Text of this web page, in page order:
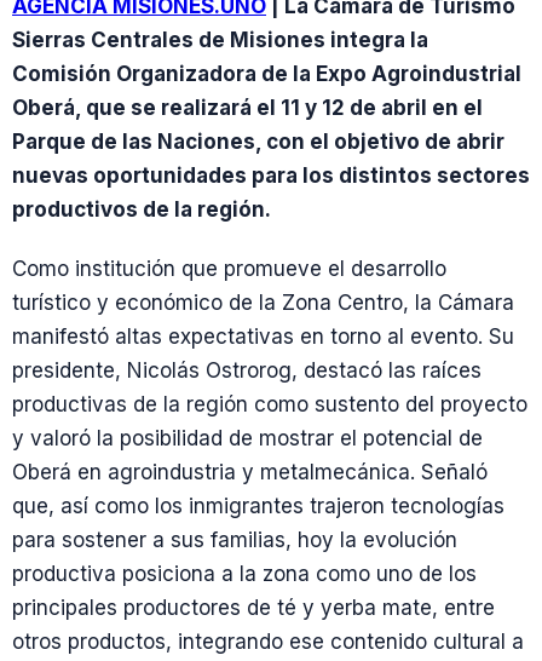
AGENCIA MISIONES.UNO | La Cámara de Turismo
Sierras Centrales de Misiones integra la
Comisión Organizadora de la Expo Agroindustrial
Oberá, que se realizará el 11 y 12 de abril en el
Parque de las Naciones, con el objetivo de abrir
nuevas oportunidades para los distintos sectores
productivos de la región.
Como institución que promueve el desarrollo
turístico y económico de la Zona Centro, la Cámara
manifestó altas expectativas en torno al evento. Su
presidente, Nicolás Ostrorog, destacó las raíces
productivas de la región como sustento del proyecto
y valoró la posibilidad de mostrar el potencial de
Oberá en agroindustria y metalmecánica. Señaló
que, así como los inmigrantes trajeron tecnologías
para sostener a sus familias, hoy la evolución
productiva posiciona a la zona como uno de los
principales productores de té y yerba mate, entre
otros productos, integrando ese contenido cultural a